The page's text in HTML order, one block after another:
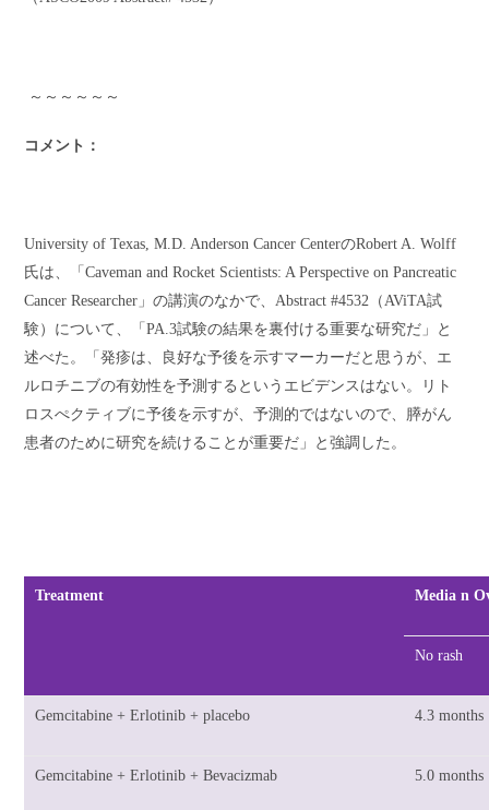
～～～～～～
コメント：
University of Texas, M.D. Anderson Cancer CenterのRobert A. Wolff
氏は、「Caveman and Rocket Scientists: A Perspective on Pancreatic
Cancer Researcher 」の講演のなかで、Abstract #4532 （AViTA試
験）について、「PA.3試験の結果を裏付ける重要な研究だ」と
述べた。「発疹は、良好な予後を示すマーカーだと思うが、エ
ルロチニブの有効性を予測するというエビデンスはない。リト
ロスぺクティブに予後を示すが、予測的ではないので、膵がん
患者のために研究を続けることが重要だ」と強調した。
Treatment Media n
No rash
Gemcitabine + Erlotinib + placebo 4.3 months
Gemcitabine + Erlotinib + Bevacizmab 5.0 months